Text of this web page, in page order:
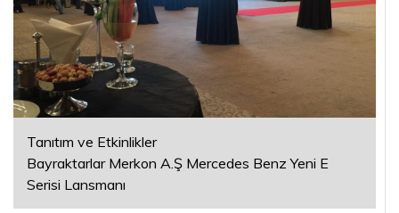
Tanıtım ve Etkinlikler
Bayraktarlar Merkon A.Ş Mercedes Benz Yeni E
Serisi Lansmanı